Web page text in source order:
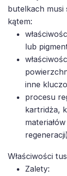
butelkach musi
kątem:
lub
inne
procesu
kartridża,
regeneracji)
Właściwości
Zalety: